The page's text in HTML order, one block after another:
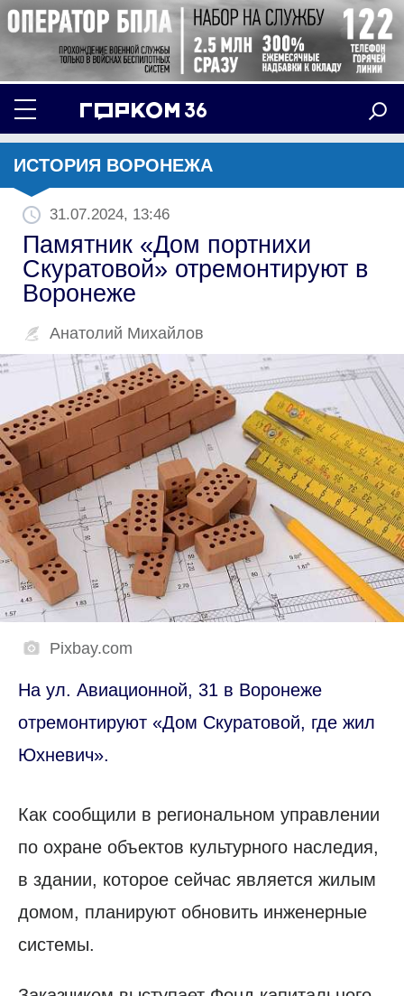
ИСТОРИЯ ВОРОНЕЖА
31.07.2024, 13:46
Памятник «Дом портнихи
Скуратовой»‎ отремонтируют в
Воронеже
Анатолий Михайлов
Pixbay.com
На ул. Авиационной, 31 в Воронеже
отремонтируют «Дом Скуратовой, где жил
Юхневич».
Как сообщили в региональном управлении
по охране объектов культурного наследия,
в здании, которое сейчас является жилым
домом, планируют обновить инженерные
системы.